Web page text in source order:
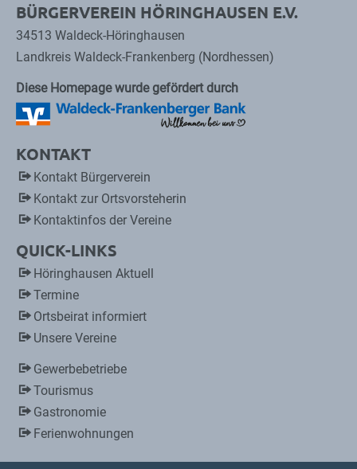
BÜRGERVEREIN HÖRINGHAUSEN E.V.
34513 Waldeck-Höringhausen
Landkreis Waldeck-Frankenberg (Nordhessen)
Diese Homepage wurde gefördert durch
KONTAKT
Kontakt Bürgerverein
Kontakt zur Ortsvorsteherin
Kontaktinfos der Vereine
QUICK-LINKS
Höringhausen Aktuell
Termine
Ortsbeirat informiert
Unsere Vereine
Gewerbebetriebe
Tourismus
Gastronomie
Ferienwohnungen